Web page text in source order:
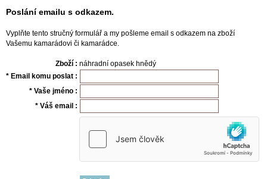
Poslání emailu s odkazem.
Vyplňte tento stručný formulář a my pošleme email s odkazem na zboží
Vašemu kamarádovi či kamarádce.
Zboží : náhradní opasek hnědý
* Email komu poslat :
* Vaše jméno :
* Váš email :